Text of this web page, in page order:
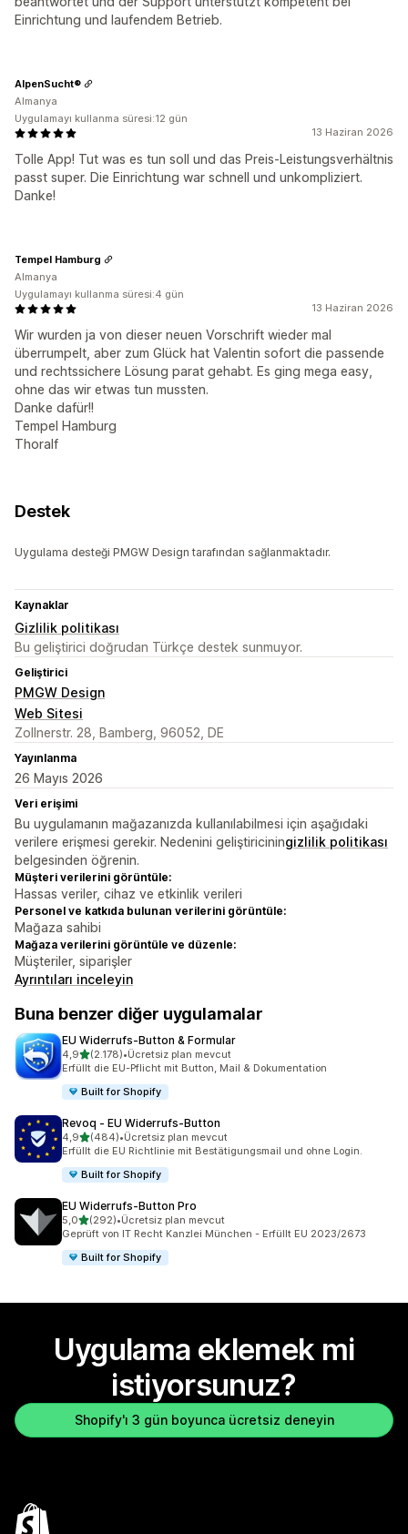
Einrichtung und laufendem Betrieb.
13 Haziran 2026
Tolle App! Tut was es tun soll und das Preis-Leistungsverhältnis
passt super. Die Einrichtung war schnell und unkompliziert.
Danke!
AlpenSucht®️
Almanya
Uygulamayı kullanma süresi:12 gün
13 Haziran 2026
Wir wurden ja von dieser neuen Vorschrift wieder mal
überrumpelt, aber zum Glück hat Valentin sofort die passende
und rechtssichere Lösung parat gehabt. Es ging mega easy,
ohne das wir etwas tun mussten.
Danke dafür!!
Tempel Hamburg
Thoralf
Tempel Hamburg
Almanya
Uygulamayı kullanma süresi:4 gün
Destek
Uygulama desteği PMGW Design tarafından sağlanmaktadır.
Kaynaklar
Gizlilik politikası
Bu geliştirici doğrudan Türkçe destek sunmuyor.
Geliştirici
PMGW Design
Web Sitesi
Zollnerstr. 28, Bamberg, 96052, DE
Yayınlanma
26 Mayıs 2026
Veri erişimi
Bu uygulamanın mağazanızda kullanılabilmesi için aşağıdaki
verilere erişmesi gerekir. Nedenini geliştiriciningizlilik politikası
belgesinden öğrenin.
Müşteri verilerini görüntüle:
Hassas veriler, cihaz ve etkinlik verileri
Personel ve katkıda bulunan verilerini görüntüle:
Mağaza sahibi
Mağaza verilerini görüntüle ve düzenle:
Müşteriler, siparişler
Ayrıntıları inceleyin
Buna benzer diğer uygulamalar
EU Widerrufs‑Button & Formular
4,95 yıldız üzerinden
(2.178)
toplam 2178 değerlendirme
•Ücretsiz plan mevcut
Erfüllt die EU-Pflicht mit Button, Mail & Dokumentation
Built for Shopify
Revoq ‑ EU Widerrufs‑Button
4,95 yıldız üzerinden
(484)
toplam 484 değerlendirme
•Ücretsiz plan mevcut
Erfüllt die EU Richtlinie mit Bestätigungsmail und ohne Login.
Built for Shopify
EU Widerrufs‑Button Pro
5,05 yıldız üzerinden
(292)
toplam 292 değerlendirme
•Ücretsiz plan mevcut
Geprüft von IT Recht Kanzlei München - Erfüllt EU 2023/2673
Built for Shopify
Uygulama eklemek mi
istiyorsunuz?
Shopify'ı 3 gün boyunca ücretsiz deneyin